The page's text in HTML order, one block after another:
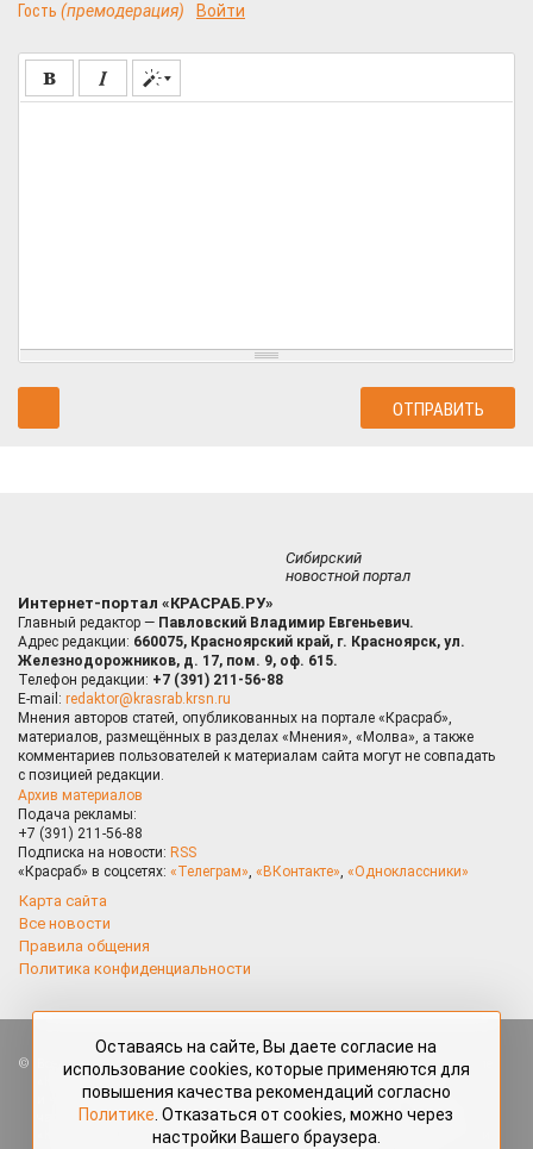
Гость (премодерация) Войти
Сибирский
новостной портал
Интернет-портал «КРАСРАБ.РУ»
Главный редактор — Павловский Владимир Евгеньевич.
Адрес редакции: 660075, Красноярский край, г. Красноярск, ул.
Железнодорожников, д. 17, пом. 9, оф. 615.
Телефон редакции: +7 (391) 211-56-88
E-mail: redaktor@krasrab.krsn.ru
Мнения авторов статей, опубликованных на портале «Красраб»,
материалов, размещённых в разделах «Мнения», «Молва», а также
комментариев пользователей к материалам сайта могут не совпадать
с позицией редакции.
Архив материалов
Подача рекламы:
+7 (391) 211-56-88
Подписка на новости: RSS
«Красраб» в соцсетях: «Телеграм», «ВКонтакте», «Одноклассники»
Карта сайта
Все новости
Правила общения
Политика конфиденциальности
Все права защищены. Любые материалы, размещённые на портале
«Красраб.ру» сотрудниками редакции, нештатными авторами
и читателями, являются объектами авторского права. Полное или
частичное использование материалов, размещённых на портале
«Красраб.ру», допускается только с письменного согласия редакции
Оставаясь на сайте, Вы даете согласие на
использование cookies, которые применяются для
повышения качества рекомендаций согласно
Политике . Отказаться от cookies, можно через
настройки Вашего браузера.